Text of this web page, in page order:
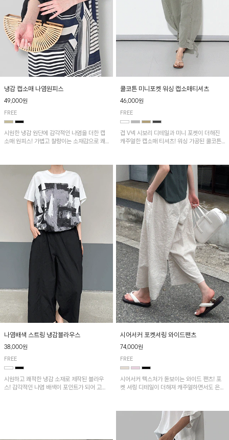
냉감 캡소매 나염원피스
49,000원
FREE
시원한 냉감 원단에 감각적인 나염을 더한 캡
소매 원피스! 가볍고 찰랑이는 소재감으로 쾌
쿨코튼 미니포켓 워싱 캡소매티셔츠
46,000원
FREE
겹 V넥 시보리 디테일과 미니 포켓이 더해진
캐주얼한 캡소매 티셔츠! 워싱 가공된 쿨코튼
나염배색 스트링 냉감블라우스
38,000원
FREE
시원하고 쾌적한 냉감 소재로 제작된 블라우
스! 감각적인 나염 배색이 포인트가 되어 고급
시어서커 포켓셔링 와이드팬츠
74,000원
FREE
시어서커 텍스처가 돋보이는 와이드 팬츠! 포
켓 셔링 디테일이 더해져 캐주얼하면서도 은은
다. 가볍고 쾌적한 착용감으로 여름철 데일리
아이템으로 활용하기 좋아요~